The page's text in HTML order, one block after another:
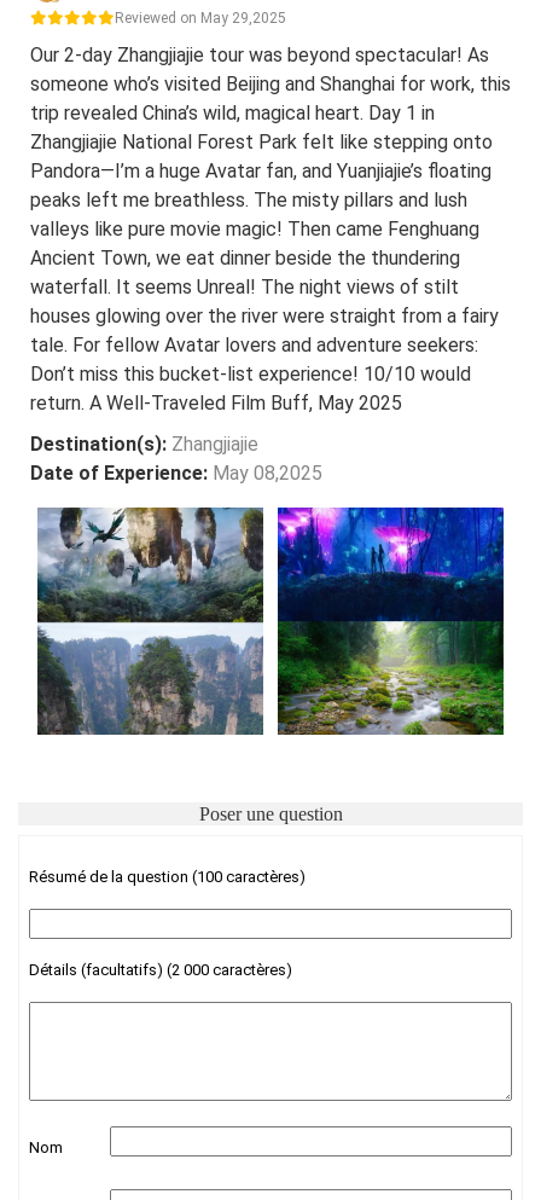
Reviewed on May 29,2025
Our 2-day Zhangjiajie tour was beyond spectacular! As
someone who’s visited Beijing and Shanghai for work, this
trip revealed China’s wild, magical heart. Day 1 in
Zhangjiajie National Forest Park felt like stepping onto
Pandora—I’m a huge Avatar fan, and Yuanjiajie’s floating
peaks left me breathless. The misty pillars and lush
valleys like pure movie magic! Then came Fenghuang
Ancient Town, we eat dinner beside the thundering
waterfall. It seems Unreal! The night views of stilt
houses glowing over the river were straight from a fairy
tale. For fellow Avatar lovers and adventure seekers:
Don’t miss this bucket-list experience! 10/10 would
return. A Well-Traveled Film Buff, May 2025
Destination(s): Zhangjiajie
Date of Experience: May 08,2025
Poser une question
Résumé de la question (100 caractères)
Détails (facultatifs) (2 000 caractères)
Nom